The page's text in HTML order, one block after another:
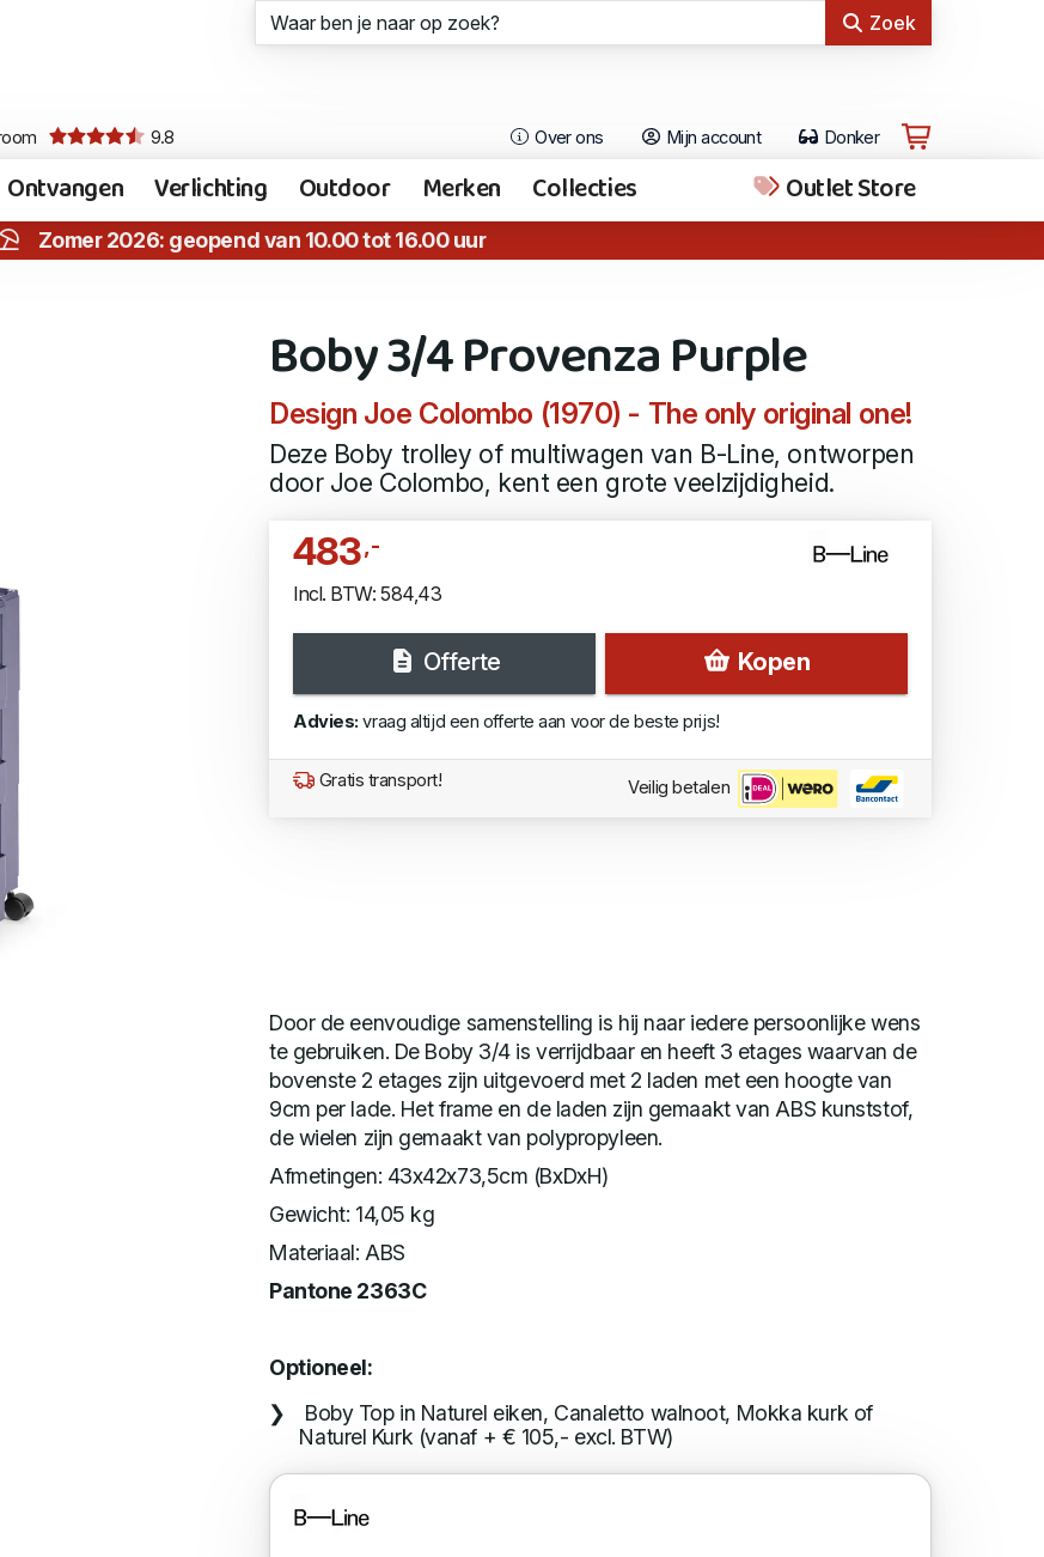
Zoek
9.8 Over ons Mijn account Donker
Ontvangen Verlichting Outdoor Merken Collecties Outlet Store
Zomer 2026: geopend van 10.00 tot 16.00 uur
Boby 3/4 Provenza Purple
Design Joe Colombo (1970) - The only original one!
Deze Boby trolley of multiwagen van B-Line, ontworpen
door Joe Colombo, kent een grote veelzijdigheid.
483,-
Incl. BTW: 584,43
Offerte Kopen
Advies: vraag altijd een offerte aan voor de beste prijs!
Gratis transport! Veilig betalen
Door de eenvoudige samenstelling is hij naar iedere persoonlijke wens
te gebruiken. De Boby 3/4 is verrijdbaar en heeft 3 etages waarvan de
bovenste 2 etages zijn uitgevoerd met 2 laden met een hoogte van
9cm per lade. Het frame en de laden zijn gemaakt van ABS kunststof,
de wielen zijn gemaakt van polypropyleen.
Afmetingen: 43x42x73,5cm (BxDxH)
Gewicht: 14,05 kg
Materiaal: ABS
Pantone 2363C
Optioneel:
Boby Top in Naturel eiken, Canaletto walnoot, Mokka kurk of
Naturel Kurk (vanaf + € 105,- excl. BTW)